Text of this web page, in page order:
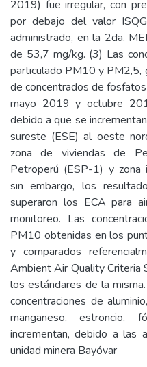
2019) fue irregular, con
por debajo del valor
administrado, en la 2da.
de 53,7 mg/kg. (3) Las
particulado PM10 y PM2,5,
de concentrados de
mayo 2019 y octubre
debido a que se
sureste (ESE) al oeste
zona de viviendas de
Petroperú (ESP-1) y zona
sin embargo, los
superaron los ECA para
monitoreo. Las
PM10 obtenidas en los
y comparados
Ambient Air Quality Criteria
los estándares de la
concentraciones de
manganeso,
incrementan, debido a las
unidad minera Bayóvar